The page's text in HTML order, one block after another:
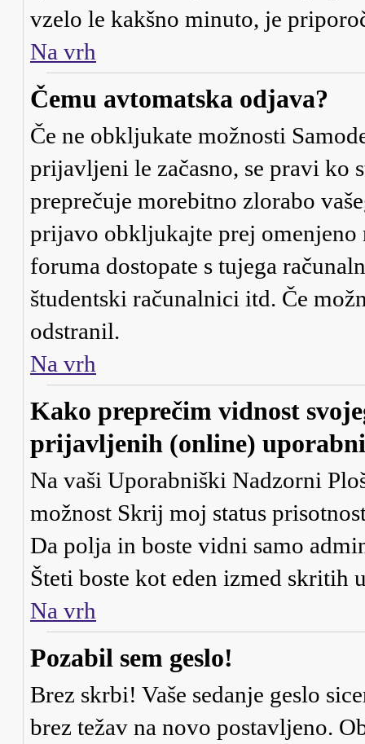
vzelo le kakšno minuto, je
Na vrh
Čemu avtomatska odjava?
Če ne obkljukate možnosti
prijavljeni le začasno, se pravi ko
preprečuje morebitno zlorabo
prijavo obkljukajte prej omenjeno
foruma dostopate s tujega
študentski računalnici itd. Če
odstranil.
Na vrh
Kako preprečim vidnost
prijavljenih (online)
Na vaši Uporabniški Nadzorni
možnost Skrij moj status
Da polja in boste vidni samo
Šteti boste kot eden izmed skritih
Na vrh
Pozabil sem geslo!
Brez skrbi! Vaše sedanje geslo
brez težav na novo postavljeno.